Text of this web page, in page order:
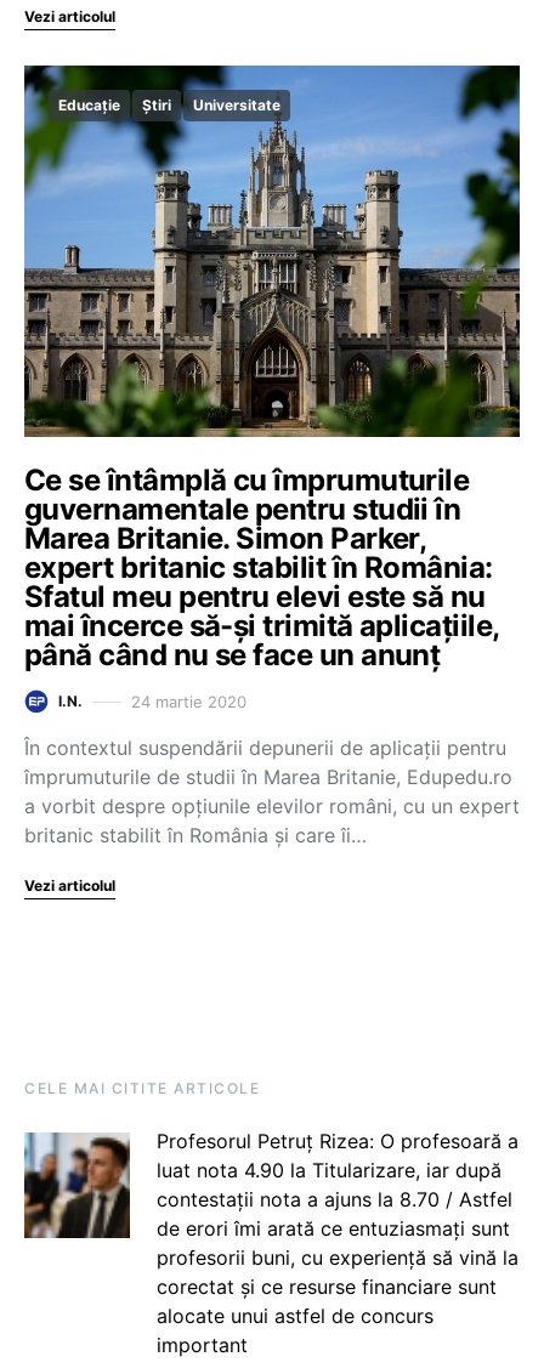
Vezi articolul
Educație Știri Universitate
Ce se întâmplă cu împrumuturile
guvernamentale pentru studii în
Marea Britanie. Simon Parker,
expert britanic stabilit în România:
Sfatul meu pentru elevi este să nu
mai încerce să-și trimită aplicațiile,
până când nu se face un anunț
I.N. 24 martie 2020
În contextul suspendării depunerii de aplicații pentru
împrumuturile de studii în Marea Britanie, Edupedu.ro
a vorbit despre opțiunile elevilor români, cu un expert
britanic stabilit în România și care îi…
Vezi articolul
CELE MAI CITITE ARTICOLE
Profesorul Petruț Rizea: O profesoară a
luat nota 4.90 la Titularizare, iar după
contestații nota a ajuns la 8.70 / Astfel
de erori îmi arată ce entuziasmați sunt
profesorii buni, cu experiență să vină la
corectat și ce resurse financiare sunt
alocate unui astfel de concurs
important